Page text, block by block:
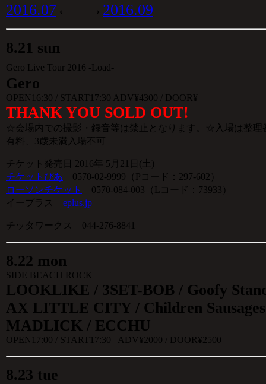
2016.07 ← → 2016.09
8.21 sun
Gero Live Tour 2016 -Load-
Gero
OPEN16:30 / START17:30 ADV¥4300 / DOOR¥
THANK YOU SOLD OUT!
☆会場内での撮影・録音等は禁止となります。☆入場は整
有料、3歳未満入場不可
チケット発売日 2016年 5月21日(土)
チケットぴあ 0570-02-9999（Pコード：297-602）
ローソンチケット
0570-084-003（Lコード：73933）
イープラス eplus.jp
チッタワークス 044-276-8841
8.22 mon
SIDE BEACH ROCK
LOOKLIKE / 3SET-BOB / Goofy
AX LITTLE CITY / Children
MADLICK / ECCHU
OPEN17:00 / START17:30 ADV¥2000 / DOOR¥2500
8.23 tue